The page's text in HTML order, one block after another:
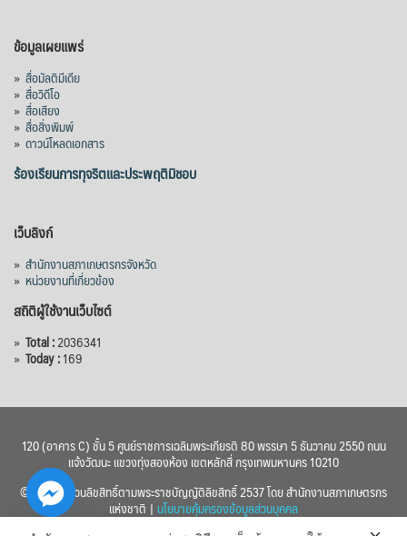
ข้อมูลเผยแพร่
» สื่อมัลติมีเดีย
» สื่อวิดีโอ
» สื่อเสียง
» สื่อสิ่งพิมพ์
» ดาวน์โหลดเอกสาร
ร้องเรียนการทุจริตและประพฤติมิชอบ
เว็บลิงก์
» สำนักงานสภาเกษตรกรจังหวัด
» หน่วยงานที่เกี่ยวข้อง
สถิติผู้ใช้งานเว็บไซต์
» Total :2036341
» Today :169
120 (อาคาร C) ชั้น 5 ศูนย์ราชการเฉลิมพระเกียรติ 80 พรรษา 5 ธันวาคม 2550 ถนน
แจ้งวัฒนะ แขวงทุ่งสองห้อง เขตหลักสี่ กรุงเทพมหานคร 10210
© 2560 สงวนลิขสิทธิ์ตามพระราชบัญญัติลิขสิทธิ์ 2537 โดย สำนักงานสภาเกษตรกร
แห่งชาติ | นโยบายคุ้มครองข้อมูลส่วนบุคคล